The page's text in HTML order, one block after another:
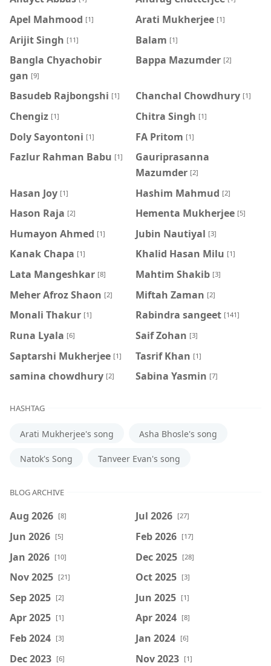
Apel Mahmood [1] Arati Mukherjee [1]
Arijit Singh [11] Balam [1]
Bangla Chyachobir
gan [9]
Bappa Mazumder [2]
Basudeb Rajbongshi [1] Chanchal Chowdhury [1]
Chengiz [1] Chitra Singh [1]
Doly Sayontoni [1] FA Pritom [1]
Fazlur Rahman Babu [1]
Gauriprasanna
Mazumder [2]
Hasan Joy [1] Hashim Mahmud [2]
Hason Raja [2] Hementa Mukherjee [5]
Humayon Ahmed [1] Jubin Nautiyal [3]
Kanak Chapa [1] Khalid Hasan Milu [1]
Lata Mangeshkar [8] Mahtim Shakib [3]
Meher Afroz Shaon [2] Miftah Zaman [2]
Monali Thakur [1] Rabindra sangeet [141]
Runa Lyala [6] Saif Zohan [3]
Saptarshi Mukherjee [1] Tasrif Khan [1]
samina chowdhury [2] ‍Sabina Yasmin [7]
HASHTAG
Arati Mukherjee's song Asha Bhosle's song
Natok's Song Tanveer Evan's song
BLOG ARCHIVE
Aug 2026 [8] Jul 2026 [27]
Jun 2026 [5] Feb 2026 [17]
Jan 2026 [10] Dec 2025 [28]
Nov 2025 [21] Oct 2025 [3]
Sep 2025 [2] Jun 2025 [1]
Apr 2025 [1] Apr 2024 [8]
Feb 2024 [3] Jan 2024 [6]
Dec 2023 [6] Nov 2023 [1]